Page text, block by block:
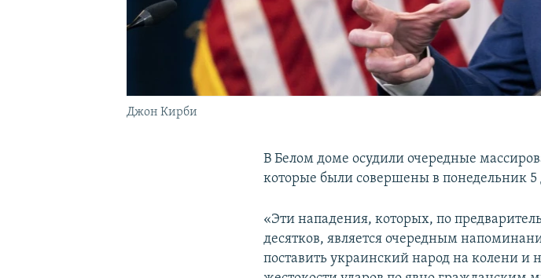
Джон Кирби
В Белом доме осудили очередные
которые были совершены в понедельник 5
«Эти нападения, которых, по
десятков, является очередным
поставить украинский народ на колени